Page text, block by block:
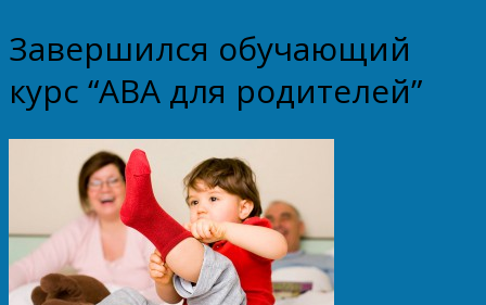
Завершился обучающий
курс “АВА для родителей”